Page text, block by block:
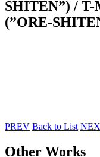
SHITEN”) / T-
(”ORE-
PREV Back to List
Other Works